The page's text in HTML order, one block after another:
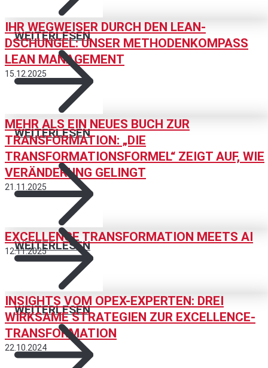
WEITERLESEN
IHR WEGWEISER DURCH DEN LEAN-
DSCHUNGEL: UNSER METHODENKOMPASS
LEAN MANAGEMENT
15.12.2025
WEITERLESEN
MEHR ALS EIN NEUES BUCH ZUR
TRANSFORMATION: „DIE
TRANSFORMATIONSFORMEL“ ZEIGT AUF, WIE
VERÄNDERUNG GELINGT
21.11.2025
WEITERLESEN
EXCELLENCE TRANSFORMATION MEETS AI
12.11.2025
WEITERLESEN
INSIGHTS VOM OPEX-EXPERTEN: DREI
WIRKSAME STRATEGIEN ZUR EXCELLENCE-
TRANSFORMATION
22.10.2024